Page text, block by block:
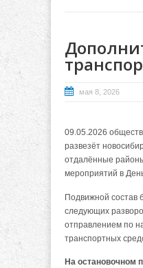
мая 8, 2026
09.05.2026
развезёт
отдалённые
мероприятий в
Подвижной состав
следующих
отправлением по
транспортных
На остановочном